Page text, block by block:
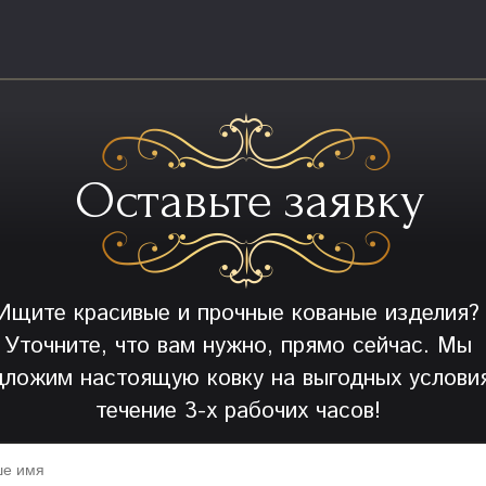
Оставьте заявку
красивые и прочные кованые изделия?
Уточните, что вам нужно, прямо сейчас. Мы
настоящую ковку на выгодных
течение 3-х рабочих часов!